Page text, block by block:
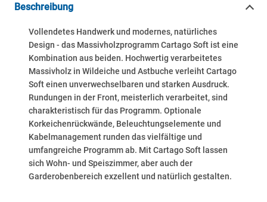
Beschreibung
Vollendetes Handwerk und modernes, natürliches
Design - das Massivholzprogramm Cartago Soft ist eine
Kombination aus beiden. Hochwertig verarbeitetes
Massivholz in Wildeiche und Astbuche verleiht Cartago
Soft einen unverwechselbaren und starken Ausdruck.
Rundungen in der Front, meisterlich verarbeitet, sind
charakteristisch für das Programm. Optionale
Korkeichenrückwände, Beleuchtungselemente und
Kabelmanagement runden das vielfältige und
umfangreiche Programm ab. Mit Cartago Soft lassen
sich Wohn- und Speiszimmer, aber auch der
Garderobenbereich exzellent und natürlich gestalten.